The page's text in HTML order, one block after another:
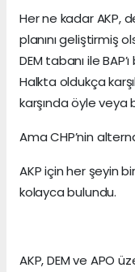
Her ne kadar AKP,
planını geliştirmiş
DEM tabanı ile
Halkta oldukça
karşında öyle veya
Ama CHP’nin
AKP için her şeyin
kolayca bulundu.
AKP, DEM ve APO